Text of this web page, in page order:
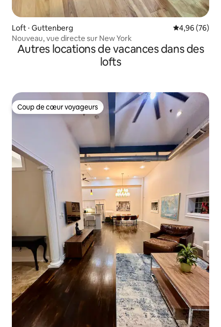
Loft ⋅ Guttenberg Évaluation
4,96 (76)
Nouveau, vue directe sur New York
Autres locations de vacances dans des
lofts
Coup de cœur voyageurs
Coup de cœur voyageurs